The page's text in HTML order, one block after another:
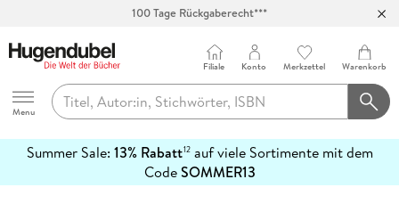
100 Tage Rückgaberecht***
Hugendubel
Menu
Filiale Konto Merkzettel Warenkorb
Summer Sale: 13% Rabatt12auf viele Sortimente mit dem
CodeSOMMER13
erfahren